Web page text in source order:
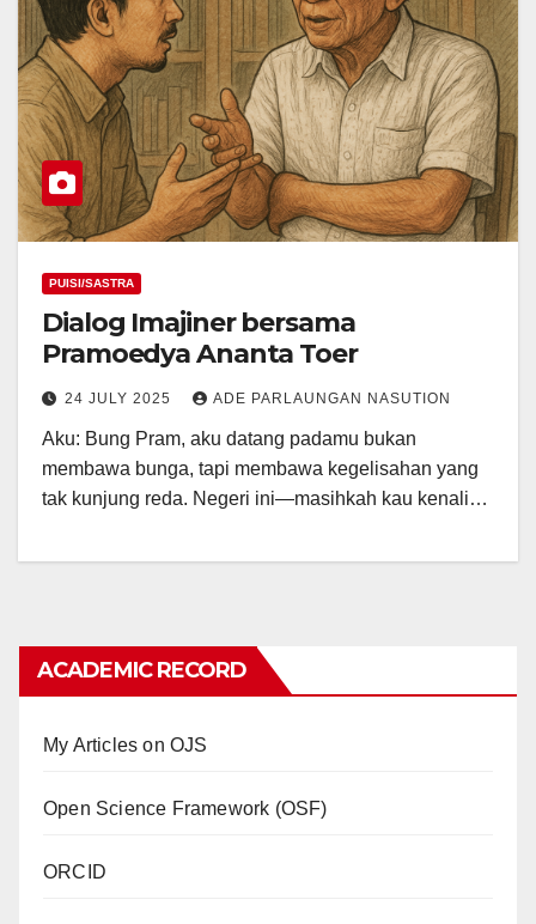
PUISI/SASTRA
Dialog Imajiner bersama
Pramoedya Ananta Toer
24 JULY 2025 ADE PARLAUNGAN NASUTION
Aku: Bung Pram, aku datang padamu bukan
membawa bunga, tapi membawa kegelisahan yang
tak kunjung reda. Negeri ini—masihkah kau kenali…
ACADEMIC RECORD
My Articles on OJS
Open Science Framework (OSF)
ORCID